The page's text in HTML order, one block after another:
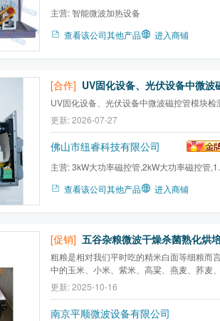
主营:智能微波加热设备
查看该公司其他产品
进入商铺
[合作]
UV固化设备、光伏设备中微波磁控管模块检
更新: 2026-07-27
佛山市纽睿科技有限公司
主营:3kW大功率磁控管,2kW大功率磁控管
查看该公司其他产品 进入商铺
[促销] 五谷杂粮微波干燥杀菌熟化烘
粗粮是相对我们平时吃的精米白面等细粮而
中的玉米、小米、紫米、高粱、燕麦、荞麦
类，如黄豆、青豆、赤豆、绿豆等。 粗粮含有丰富的不可溶性纤
维素，有利于保障消化系统正常运转。它与
作，可降低血液中低密度胆固醇和甘油三酯
更新: 2025-10-16
南京平顺微波设备有限公司